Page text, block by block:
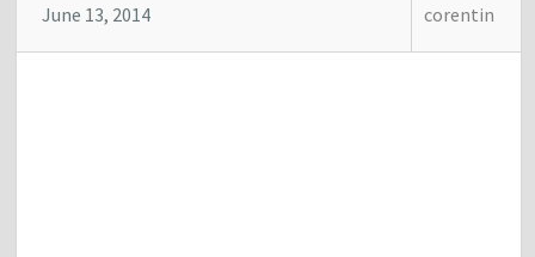
June 13, 2014 corentin